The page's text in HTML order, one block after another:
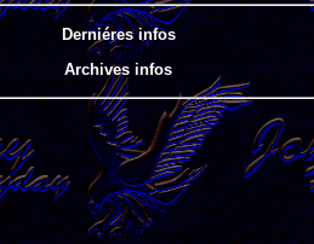
Derniéres infos
Archives infos